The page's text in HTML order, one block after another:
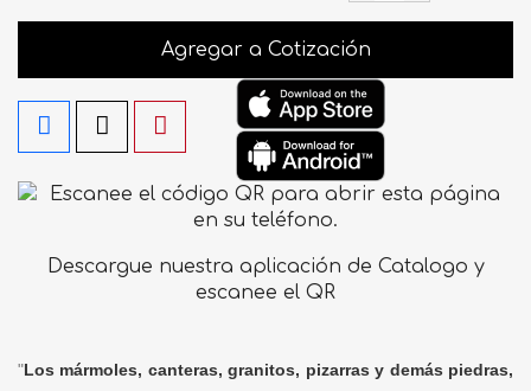
Agregar a Cotización
Descargue nuestra aplicación de Catalogo y
escanee el QR
"Los mármoles, canteras, granitos, pizarras y demás piedras,